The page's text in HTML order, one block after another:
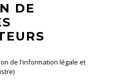
DE
de l'information légale et